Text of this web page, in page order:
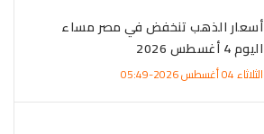
أسعار الذهب تنخفض في مصر مساء
اليوم 4 أغسطس 2026
الثلاثاء 04 أغسطس 2026-05:49